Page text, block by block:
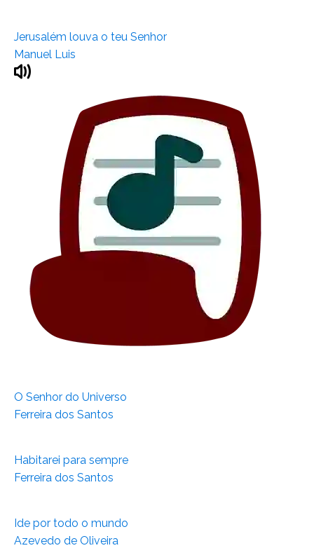
Jerusalém louva o teu Senhor
Manuel Luis
O Senhor do Universo
Ferreira dos Santos
Habitarei para sempre
Ferreira dos Santos
Ide por todo o mundo
Azevedo de Oliveira